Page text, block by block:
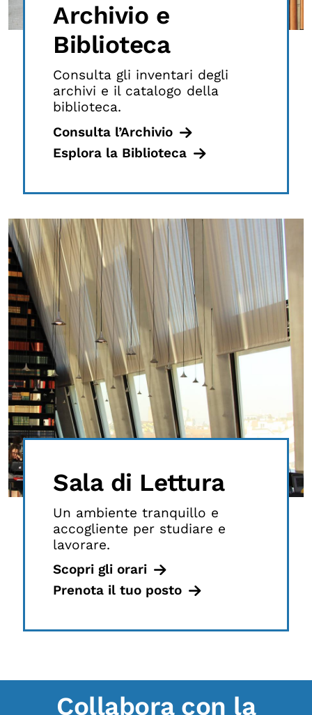
Archivio e
Biblioteca
Consulta gli inventari degli
archivi e il catalogo della
biblioteca.
Consulta l’Archivio
Esplora la Biblioteca
Sala di Lettura
Un ambiente tranquillo e
accogliente per studiare e
lavorare.
Scopri gli orari
Prenota il tuo posto
Collabora con la